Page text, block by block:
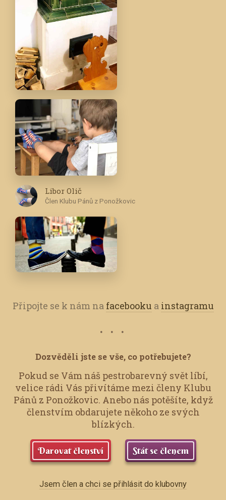
Libor Olič
Člen Klubu Pánů z Ponožkovic
Připojte se k nám na facebooku a instagramu
Dozvěděli jste se vše, co potřebujete?
Pokud se Vám náš pestrobarevný svět líbí,
velice rádi Vás přivítáme mezi členy Klubu
Pánů z Ponožkovic. Anebo nás potěšíte, když
členstvím obdarujete někoho ze svých
blízkých.
Darovat členství Stát se členem
Jsem člen a chci se přihlásit do klubovny